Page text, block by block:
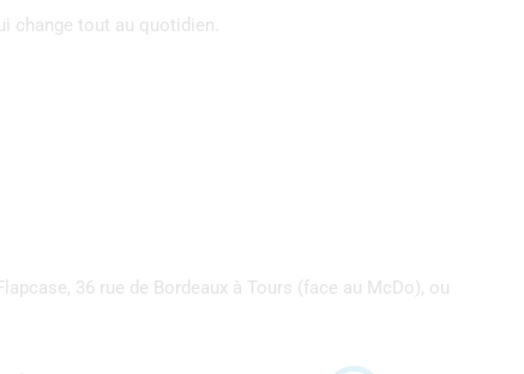
change tout au quotidien.
36 rue de Bordeaux à Tours (face au McDo), ou